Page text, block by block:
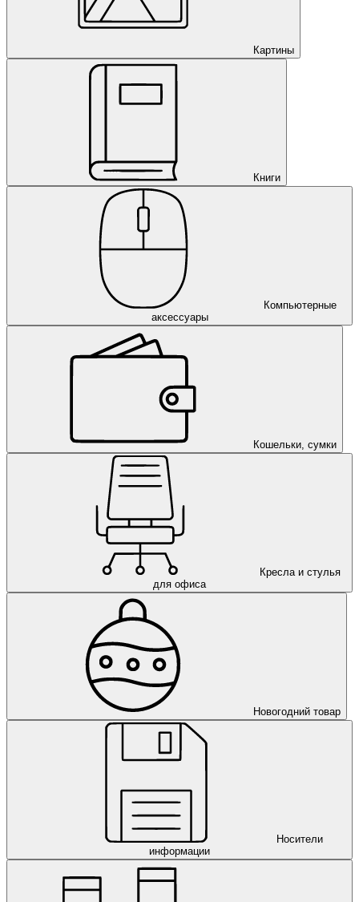
Картины
Книги
Компьютерные
аксессуары
Кошельки, сумки
Кресла и стулья
для офиса
Новогодний товар
Носители
информации